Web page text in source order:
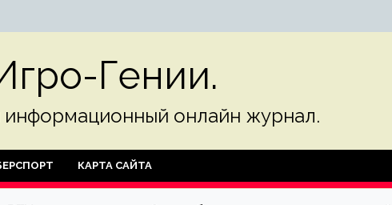
Гении.
информационный онлайн журнал.
КАРТА САЙТА